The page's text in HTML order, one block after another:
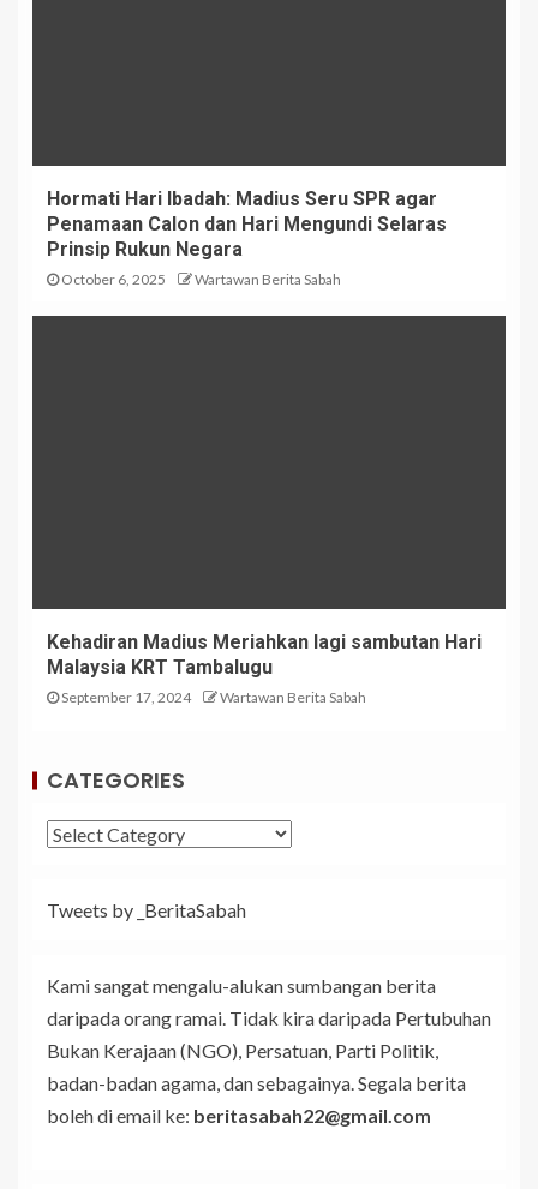
Hormati Hari Ibadah: Madius Seru SPR agar
Penamaan Calon dan Hari Mengundi Selaras
Prinsip Rukun Negara
October 6, 2025 Wartawan Berita Sabah
Kehadiran Madius Meriahkan lagi sambutan Hari
Malaysia KRT Tambalugu
September 17, 2024 Wartawan Berita Sabah
CATEGORIES
Tweets by _BeritaSabah
Kami sangat mengalu-alukan sumbangan berita
daripada orang ramai. Tidak kira daripada Pertubuhan
Bukan Kerajaan (NGO), Persatuan, Parti Politik,
badan-badan agama, dan sebagainya. Segala berita
boleh di email ke: beritasabah22@gmail.com